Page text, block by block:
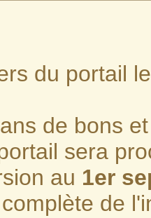
du portail
de bons
sera
au 1er
de